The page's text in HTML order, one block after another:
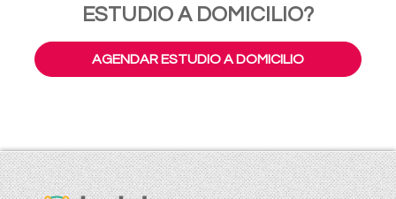
ESTUDIO A DOMICILIO?
AGENDAR ESTUDIO A DOMICILIO